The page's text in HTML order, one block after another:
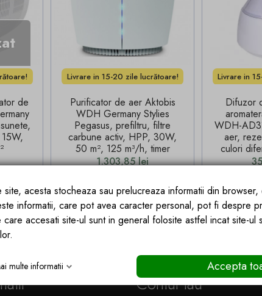
de
Livrare in 15-20 zile lucrătoare!
Purificator de aer Aktobis
WDH Germany Stylies
Pegasus, prefiltru, filtre
carbune activ, HPP, 30W,
50 m², 125 m³/h, timer
Pret
1.303,85 lei
Livrare in
Difuzor
WDH-
aer,
culori
Contul tau
site, acesta stocheaza sau prelucreaza informatii din
informatii, care pot avea caracter personal, pot fi despre
accesati site-ul sunt in general folosite astfel incat site-ul
multe informatii Accepta